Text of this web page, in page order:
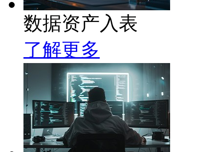
数据资产入表
了解更多